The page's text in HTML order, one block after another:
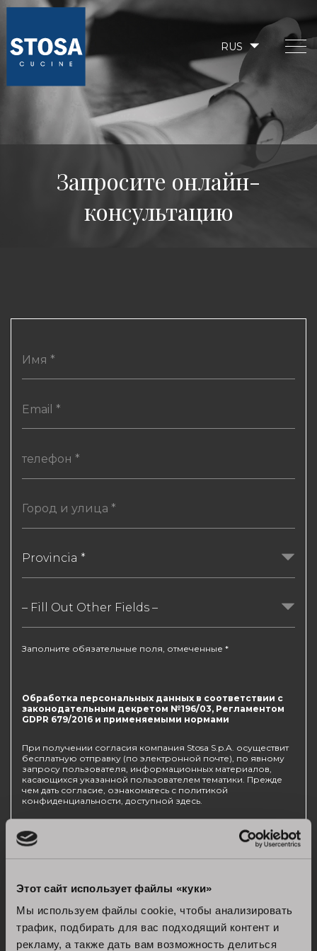
Этот сайт использует файлы «куки»
Мы используем файлы cookie, чтобы анализировать
трафик, подбирать для вас подходящий контент и
рекламу, а также дать вам возможность делиться
RUS
Запросите онлайн-
консультацию
Provincia *
– Fill Out Other Fields –
Заполните обязательные поля, отмеченные *
Обработка персональных данных в соответствии с
законодательным декретом №196/03, Регламентом
GDPR 679/2016 и применяемыми нормами
При получении согласия компания Stosa S.p.A. осуществит
бесплатную отправку (по электронной почте), по явному
запросу пользователя, информационных материалов,
касающихся указанной пользователем тематики. Прежде
чем дать согласие, ознакомьтесь с политикой
конфиденциальности, доступной здесь.
телефонов и адреса электронной почты, с целью создания
моего профиля, отправки информации по предложениям,
скидкам, промоакциям и бонусам, отправки приглашений
на персонализированные маркетинговые мероприятия с
призами, касающиеся моих профессиональных интересов,
направленных на повышение качества предлагаемых услуг.